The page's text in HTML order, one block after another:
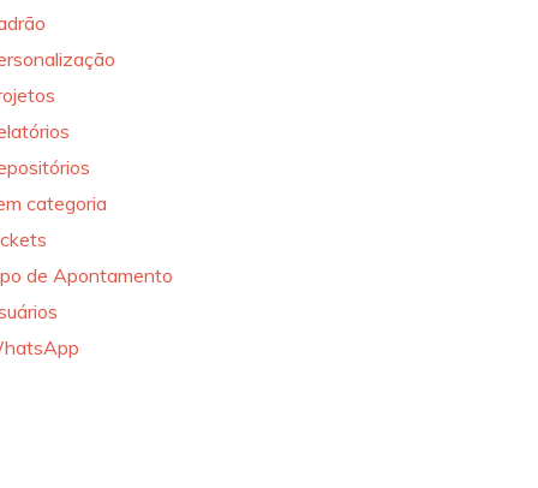
categoria
de Apontamento